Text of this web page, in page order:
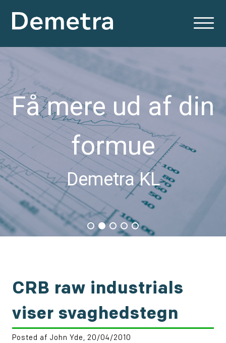
Få mere ud af din
formue
Demetra KL
CRB raw industrials
viser svaghedstegn
Posted af John Yde, 20/04/2010